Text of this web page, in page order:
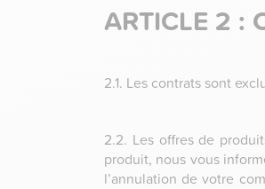
ARTICLE 2 :
2.1. Les contrats sont
2.2. Les offres de
produit, nous vous
l’annulation de votre